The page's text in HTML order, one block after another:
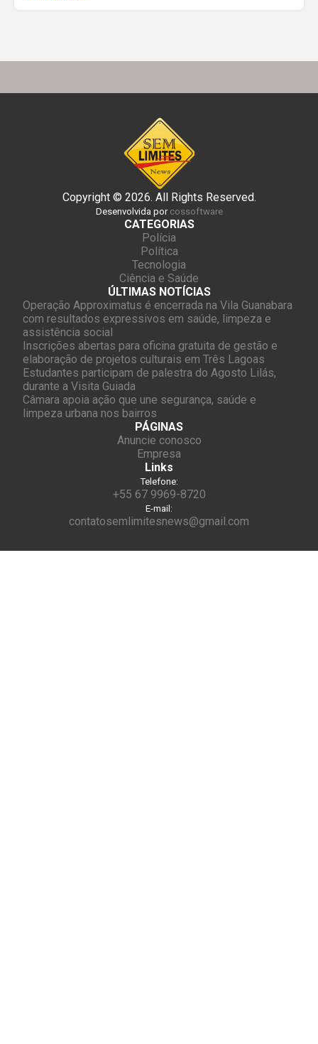
Copyright © 2026. All Rights Reserved.
Desenvolvida por cossoftware
CATEGORIAS
Polícia
Política
Tecnologia
Ciência e Saúde
ÚLTIMAS NOTÍCIAS
Operação Approximatus é encerrada na Vila Guanabara
com resultados expressivos em saúde, limpeza e
assistência social
Inscrições abertas para oficina gratuita de gestão e
elaboração de projetos culturais em Três Lagoas
Estudantes participam de palestra do Agosto Lilás,
durante a Visita Guiada
Câmara apoia ação que une segurança, saúde e
limpeza urbana nos bairros
PÁGINAS
Anuncie conosco
Empresa
Links
Telefone:
+55 67 9969-8720
E-mail:
contatosemlimitesnews@gmail.com